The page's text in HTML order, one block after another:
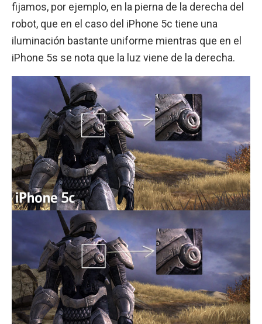
fijamos, por ejemplo, en la pierna de la derecha del
robot, que en el caso del iPhone 5c tiene una
iluminación bastante uniforme mientras que en el
iPhone 5s se nota que la luz viene de la derecha.